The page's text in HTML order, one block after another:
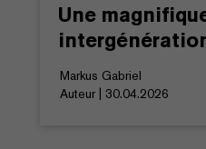
Une
Markus Gabriel
Auteur | 30.04.2026